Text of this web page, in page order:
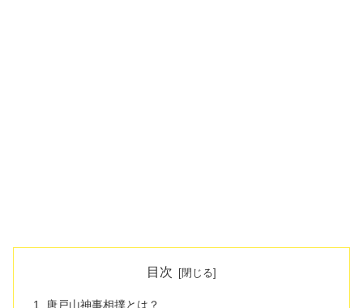
目次
唐戸山神事相撲とは？